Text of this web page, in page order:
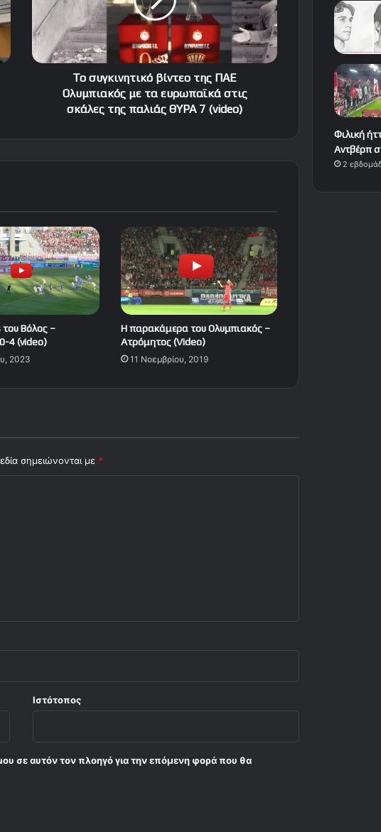
Ολυμπιακός
με
τα
ευρωπαϊκά
σκάλες
Το συγκινητικό βίντεο της ΠΑΕ
Ολυμπιακός με τα ευρωπαϊκά στις
σκάλες της παλιάς ΘΥΡΑ 7 (video)
Βόλος –
4 (video)
2023
Η παρακάμερα του Ολυμπιακός –
Ατρόμητος (Video)
11 Νοεμβρίου, 2019
σημειώνονται με *
Ιστότοπος
σε αυτόν τον πλοηγό για την επόμενη φορά που θα
Φιλική
Αντβέρπ
2